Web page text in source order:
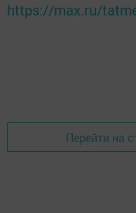
https://max.ru/
Перейти на